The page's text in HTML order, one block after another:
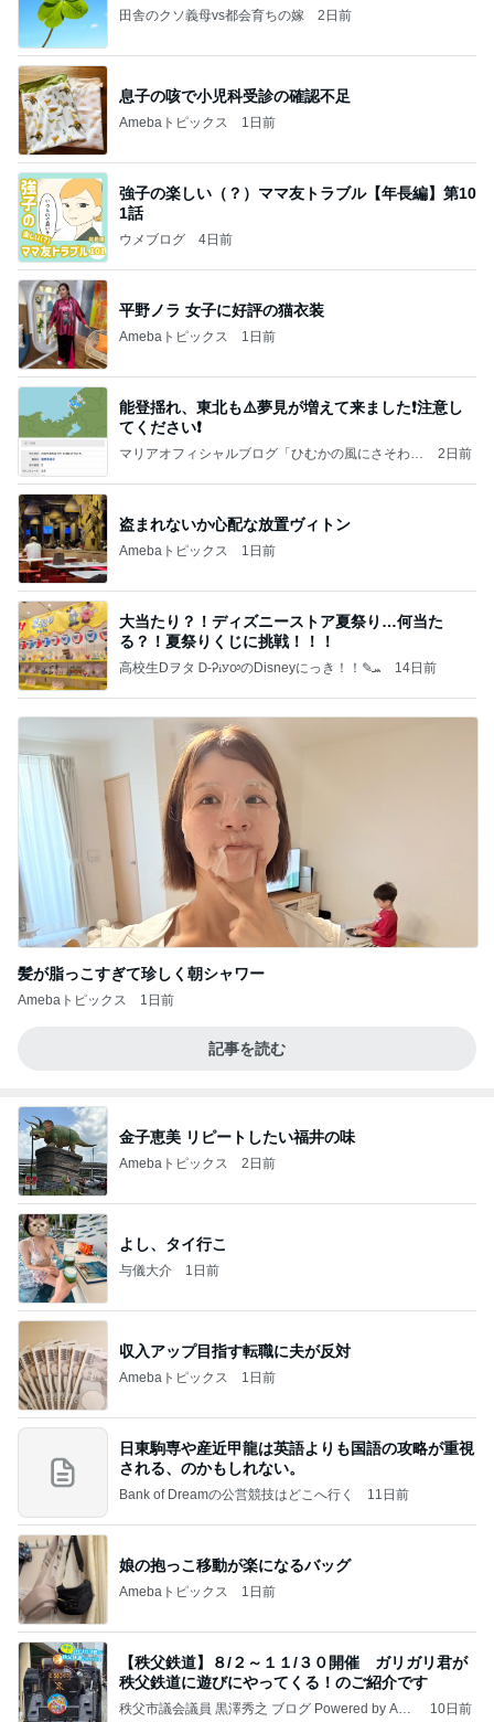
田舎のクソ義母vs都会育ちの嫁 2日前
息子の咳で小児科受診の確認不足
Amebaトピックス 1日前
強子の楽しい（？）ママ友トラブル【年長編】第10
1話
ウメブログ 4日前
平野ノラ 女子に好評の猫衣装
Amebaトピックス 1日前
能登揺れ、東北も⚠️夢見が増えて来ました❗️注意し
てください❗️
マリアオフィシャルブログ「ひむかの風にさそわれ
2日前
盗まれないか心配な放置ヴィトン
Amebaトピックス 1日前
大当たり？！ディズニーストア夏祭り…何当た
る？！夏祭りくじに挑戦！！！
高校生Dヲタ Ꭰ-ᎮꭵꭹꭴのDisneyにっき！！✎ܚ 14日前
髪が脂っこすぎて珍しく朝シャワー
Amebaトピックス 1日前
記事を読む
金子恵美 リピートしたい福井の味
Amebaトピックス 2日前
よし、タイ行こ
与儀大介 1日前
収入アップ目指す転職に夫が反対
Amebaトピックス 1日前
日東駒専や産近甲龍は英語よりも国語の攻略が重視
される、のかもしれない。
Bank of Dreamの公営競技はどこへ行く 11日前
娘の抱っこ移動が楽になるバッグ
Amebaトピックス 1日前
【秩父鉄道】８/２～１１/３０開催 ガリガリ君が
秩父鉄道に遊びにやってくる！のご紹介です
秩父市議会議員 黒澤秀之 ブログ Powered by Ame
10日前